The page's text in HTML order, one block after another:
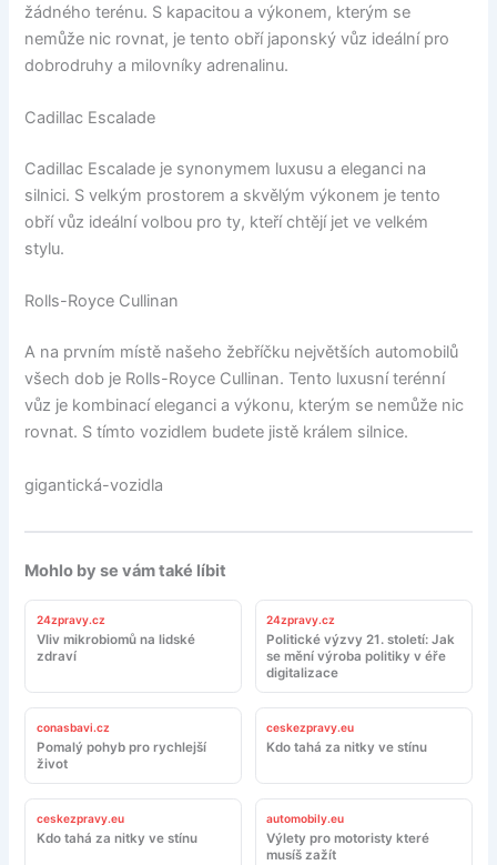
žádného terénu. S kapacitou a výkonem, kterým se
nemůže nic rovnat, je tento obří japonský vůz ideální pro
dobrodruhy a milovníky adrenalinu.
Cadillac Escalade
Cadillac Escalade je synonymem luxusu a eleganci na
silnici. S velkým prostorem a skvělým výkonem je tento
obří vůz ideální volbou pro ty, kteří chtějí jet ve velkém
stylu.
Rolls-Royce Cullinan
A na prvním místě našeho žebříčku největších automobilů
všech dob je Rolls-Royce Cullinan. Tento luxusní terénní
vůz je kombinací eleganci a výkonu, kterým se nemůže nic
rovnat. S tímto vozidlem budete jistě králem silnice.
gigantická-vozidla
Mohlo by se vám také líbit
24zpravy.cz
Vliv mikrobiomů na lidské
zdraví
24zpravy.cz
Politické výzvy 21. století: Jak
se mění výroba politiky v éře
digitalizace
conasbavi.cz
Pomalý pohyb pro rychlejší
život
ceskezpravy.eu
Kdo tahá za nitky ve stínu
ceskezpravy.eu
Kdo tahá za nitky ve stínu
automobily.eu
Výlety pro motoristy které
musíš zažít